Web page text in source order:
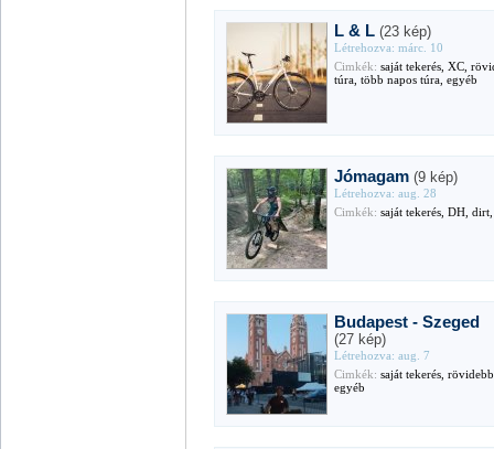
L & L (23 kép)
Létrehozva: márc. 10
Cimkék: saját tekerés, XC,
túra, több napos túra, egyéb
Jómagam (9 kép)
Létrehozva: aug. 28
Cimkék: saját tekerés, DH,
Budapest - Szeged
(27 kép)
Létrehozva: aug. 7
Cimkék: saját tekerés,
egyéb